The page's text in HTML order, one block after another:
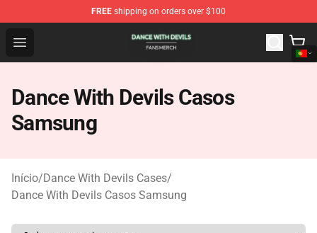
FREE shipping on orders over $100
Open menu
Dance With Devils Shop - Official Dance With Devils
Dance With Devils Casos
Samsung
Início/Dance With Devils Cases/
Dance With Devils Casos Samsung